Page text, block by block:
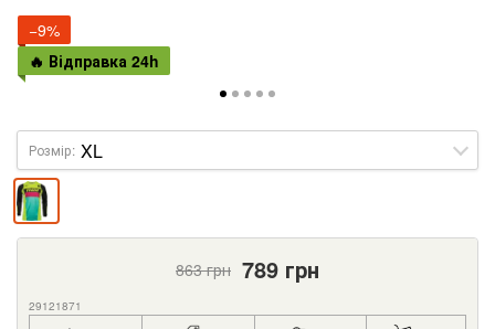
−9%
🔥 Відправка 24h
Розмір:
863грн 789 грн
29121871